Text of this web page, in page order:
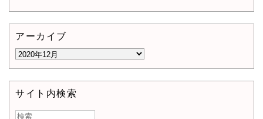
アーカイブ
サイト内検索